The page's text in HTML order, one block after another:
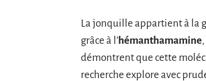
La jonquille appartient à la
grâce à l’hémanthamamine
démontrent que cette
recherche explore avec